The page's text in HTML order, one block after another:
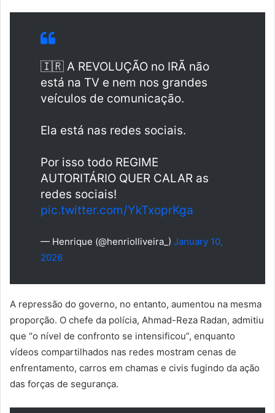
🇮🇷 A REVOLUÇÃO no IRÃ não
está na TV e nem nos grandes
veículos de comunicação.
Ela está nas redes sociais.
Por isso todo REGIME
AUTORITÁRIO QUER CALAR as
redes sociais!
pic.twitter.com/YkTxoprKga
— Henrique (@henriolliveira_) January 10,
2026
A repressão do governo, no entanto, aumentou na mesma
proporção. O chefe da polícia, Ahmad-Reza Radan, admitiu
que “o nível de confronto se intensificou”, enquanto
vídeos compartilhados nas redes mostram cenas de
enfrentamento, carros em chamas e civis fugindo da ação
das forças de segurança.